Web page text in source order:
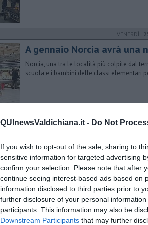
QUInewsValdichiana.it - Do Not
If you wish to opt-out of the sale, sharing to
sensitive information for targeted advertising
confirm your selection. Please note that after
continue seeing interest-based ads based on
information disclosed to third parties prior to
further disclosure of your personal
participants. This information may also be
Downstream Participants that may further
VENERDÌ
A gennaio Norcia avrà una
Norcia, una tra le località più colpite dal
scuola e i bambini delle classi elementari
​Cittadini in prima linea per
Un gruppo di cortonesi ha donato al Calcit
per gli alunni
VENERDÌ
Sempre più solidarietà con